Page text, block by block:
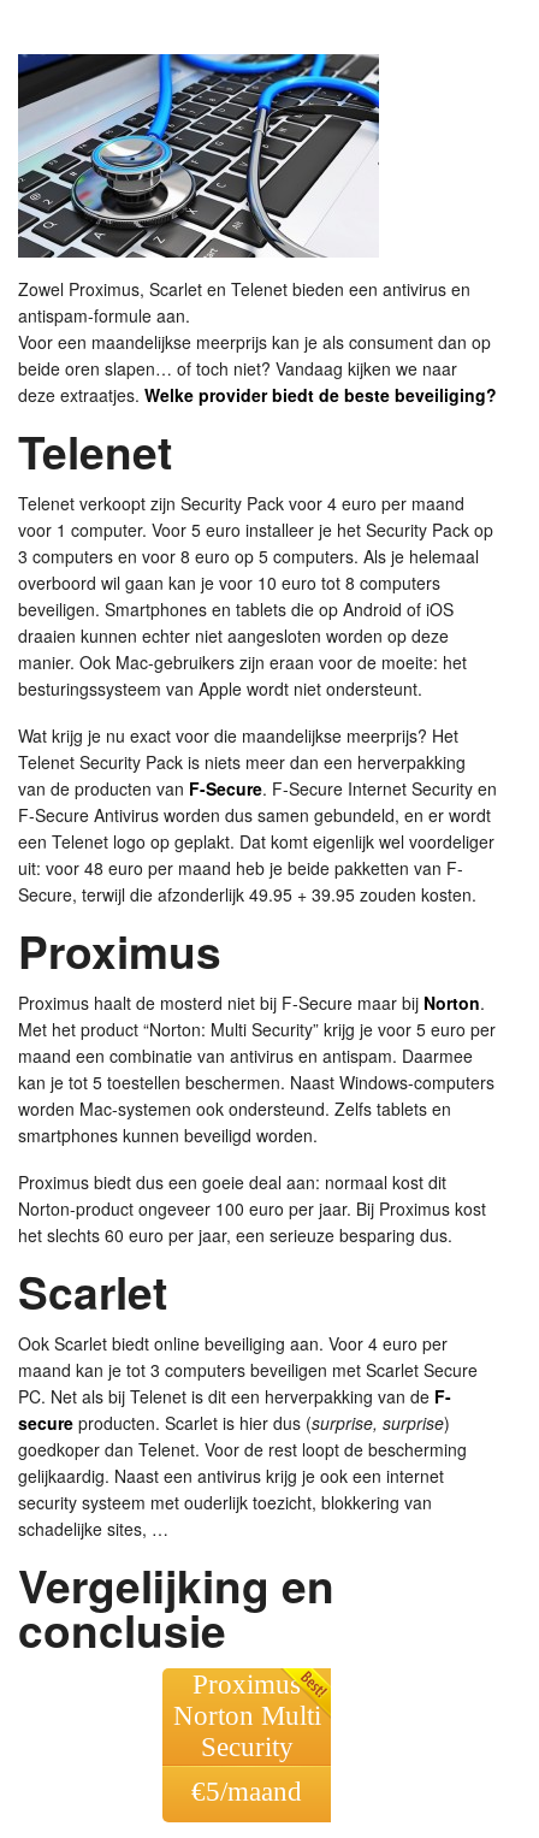
Zowel Proximus, Scarlet en Telenet bieden een antivirus en
antispam-formule aan.
Voor een maandelijkse meerprijs kan je als consument dan op
beide oren slapen… of toch niet? Vandaag kijken we naar
deze extraatjes. Welke provider biedt de beste beveiliging?
Telenet
Telenet verkoopt zijn Security Pack voor 4 euro per maand
voor 1 computer. Voor 5 euro installeer je het Security Pack op
3 computers en voor 8 euro op 5 computers. Als je helemaal
overboord wil gaan kan je voor 10 euro tot 8 computers
beveiligen. Smartphones en tablets die op Android of iOS
draaien kunnen echter niet aangesloten worden op deze
manier. Ook Mac-gebruikers zijn eraan voor de moeite: het
besturingssysteem van Apple wordt niet ondersteunt.
Wat krijg je nu exact voor die maandelijkse meerprijs? Het
Telenet Security Pack is niets meer dan een herverpakking
van de producten van F-Secure. F-Secure Internet Security en
F-Secure Antivirus worden dus samen gebundeld, en er wordt
een Telenet logo op geplakt. Dat komt eigenlijk wel voordeliger
uit: voor 48 euro per maand heb je beide pakketten van F-
Secure, terwijl die afzonderlijk 49.95 + 39.95 zouden kosten.
Proximus
Proximus haalt de mosterd niet bij F-Secure maar bij Norton.
Met het product “Norton: Multi Security” krijg je voor 5 euro per
maand een combinatie van antivirus en antispam. Daarmee
kan je tot 5 toestellen beschermen. Naast Windows-computers
worden Mac-systemen ook ondersteund. Zelfs tablets en
smartphones kunnen beveiligd worden.
Proximus biedt dus een goeie deal aan: normaal kost dit
Norton-product ongeveer 100 euro per jaar. Bij Proximus kost
het slechts 60 euro per jaar, een serieuze besparing dus.
Scarlet
Ook Scarlet biedt online beveiliging aan. Voor 4 euro per
maand kan je tot 3 computers beveiligen met Scarlet Secure
PC. Net als bij Telenet is dit een herverpakking van de F-
secure producten. Scarlet is hier dus (surprise, surprise)
goedkoper dan Telenet. Voor de rest loopt de bescherming
gelijkaardig. Naast een antivirus krijg je ook een internet
security systeem met ouderlijk toezicht, blokkering van
schadelijke sites, …
Vergelijking en
conclusie
Proximus
Norton Multi
Security
€5/maand